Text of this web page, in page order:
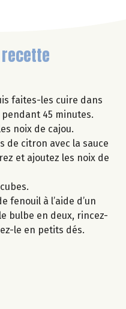
recette
faites-les cuire dans
pendant 45 minutes.
noix de cajou.
de citron avec la sauce
et ajoutez les noix de
fenouil à l’aide d’un
bulbe en deux, rincez-
le en petits dés.